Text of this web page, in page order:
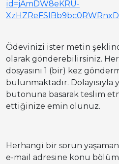
id=jAmDW8eKRU-
Ödevinizi ister metin
olarak gönderebilirsiniz.
dosyasını 1 (bir) kez
bulunmaktadır. Dolayısıyla
butonuna basarak teslim
ettiğinize emin olunuz.
Herhangi bir sorun
e-mail adresine konu